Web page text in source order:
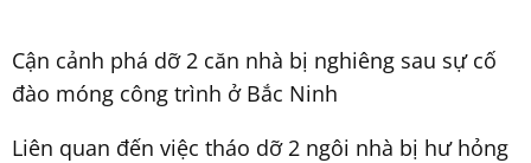
Cận cảnh phá dỡ 2 căn nhà bị nghiêng sau sự cố
đào móng công trình ở Bắc Ninh
Liên quan đến việc tháo dỡ 2 ngôi nhà bị hư hỏng